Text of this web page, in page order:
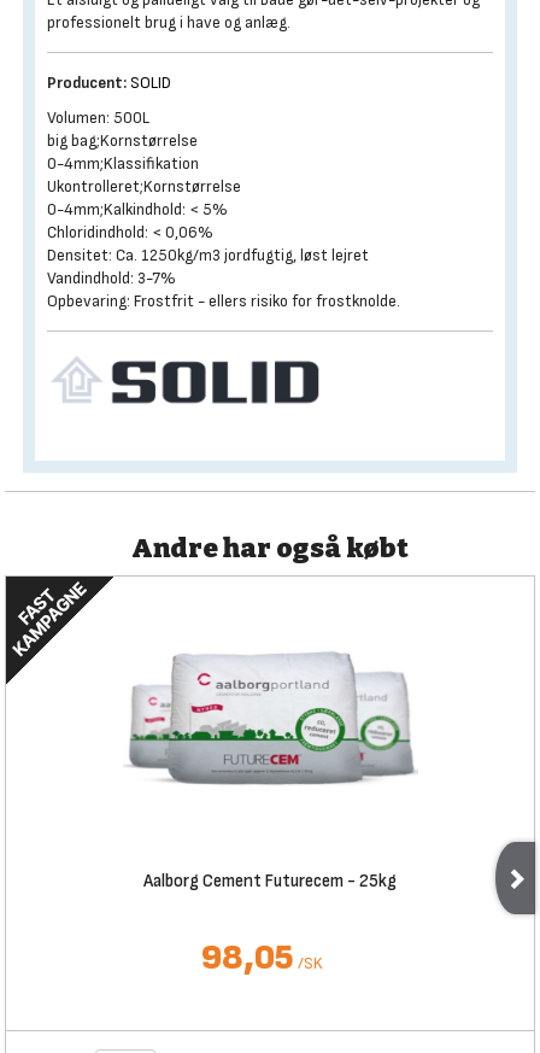
professionelt brug i have og anlæg.
Producent: SOLID
Volumen: 500L
big bag;Kornstørrelse
0-4mm;Klassifikation
Ukontrolleret;Kornstørrelse
0-4mm;Kalkindhold: < 5%
Chloridindhold: < 0,06%
Densitet: Ca. 1250kg/m3 jordfugtig, løst lejret
Vandindhold: 3-7%
Opbevaring: Frostfrit - ellers risiko for frostknolde.
Andre har også købt
Aalborg Cement Futurecem - 25kg
98,05 /SK